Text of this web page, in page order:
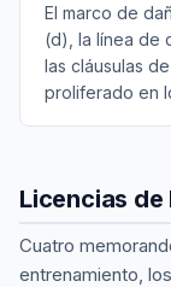
El marco de
(d), la línea de
las cláusulas
proliferado en
Licencias de
Cuatro
entrenamiento,